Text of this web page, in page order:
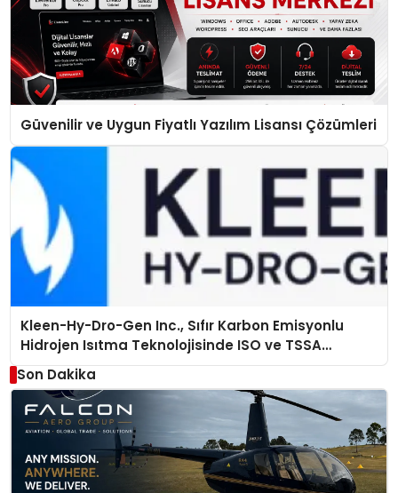
Güvenilir ve Uygun Fiyatlı Yazılım Lisansı Çözümleri
Kleen-Hy-Dro-Gen Inc., Sıfır Karbon Emisyonlu
Hidrojen Isıtma Teknolojisinde ISO ve TSSA
Düzenleyici Onaylarını Aldı
Son Dakika